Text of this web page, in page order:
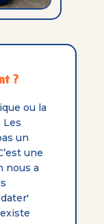
?
ou la
Les
un
une
nous a